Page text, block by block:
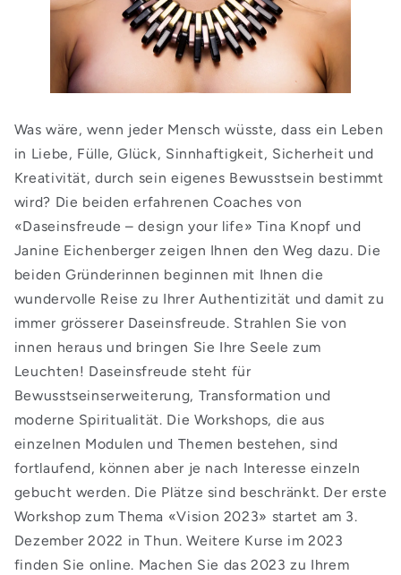
Was wäre, wenn jeder Mensch wüsste, dass ein Leben
in Liebe, Fülle, Glück, Sinnhaftigkeit, Sicherheit und
Kreativität, durch sein eigenes Bewusstsein bestimmt
wird? Die beiden erfahrenen Coaches von
«Daseinsfreude – design your life» Tina Knopf und
Janine Eichenberger zeigen Ihnen den Weg dazu. Die
beiden Gründerinnen beginnen mit Ihnen die
wundervolle Reise zu Ihrer Authentizität und damit zu
immer grösserer Daseinsfreude. Strahlen Sie von
innen heraus und bringen Sie Ihre Seele zum
Leuchten! Daseinsfreude steht für
Bewusstseinserweiterung, Transformation und
moderne Spiritualität. Die Workshops, die aus
einzelnen Modulen und Themen bestehen, sind
fortlaufend, können aber je nach Interesse einzeln
gebucht werden. Die Plätze sind beschränkt. Der erste
Workshop zum Thema «Vision 2023» startet am 3.
Dezember 2022 in Thun. Weitere Kurse im 2023
finden Sie online. Machen Sie das 2023 zu Ihrem